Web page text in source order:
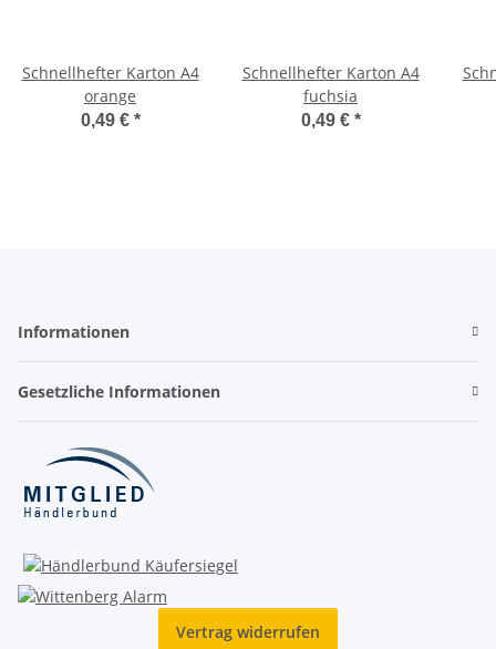
Schnellhefter Karton A4
orange
0,49 € *
Schnellhefter Karton A4
fuchsia
0,49 € *
Informationen
Gesetzliche Informationen
Vertrag widerrufen